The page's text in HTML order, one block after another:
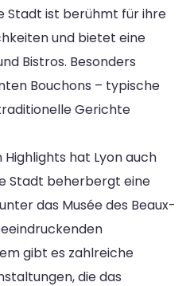
Stadt ist berühmt für ihre
und bietet eine
Bistros. Besonders
Bouchons – typische
Gerichte
hat Lyon auch
Stadt beherbergt eine
das Musée des Beaux-
gibt es zahlreiche
die das